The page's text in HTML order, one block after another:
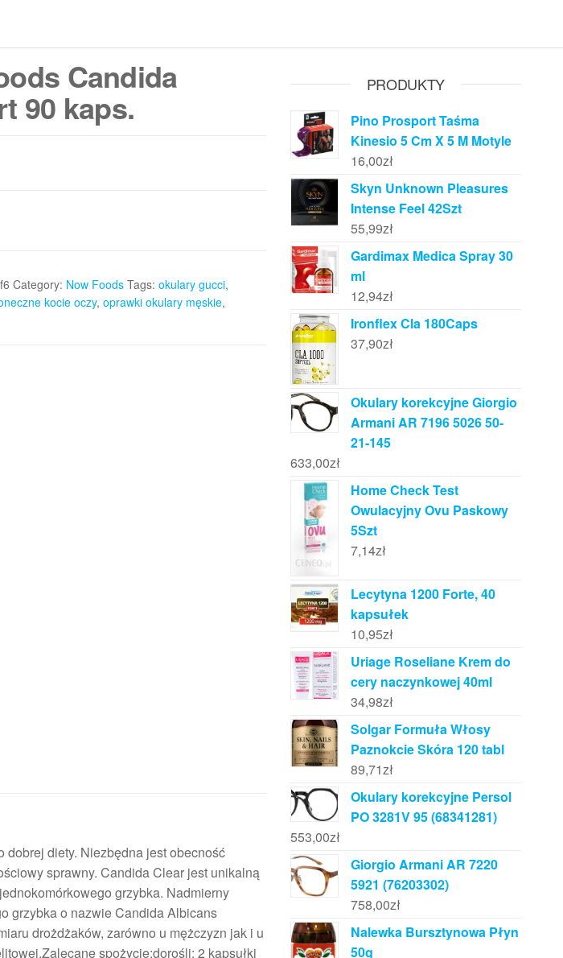
Candida
90 kaps.
Category: Now Foods Tags: okulary gucci,
kocie oczy, oprawki okulary męskie,
diety. Niezbędna jest obecność
sprawny. Candida Clear jest unikalną
grzybka. Nadmierny
grzybka o nazwie Candida Albicans
drożdżaków, zarówno u mężczyzn jak i u
spożycie:dorośli: 2 kapsułki
PRODUKTY
Pino Prosport Taśma
Kinesio 5 Cm X 5 M Motyle
16,00zł
Skyn Unknown Pleasures
Intense Feel 42Szt
55,99zł
Gardimax Medica Spray 30
ml
12,94zł
Ironflex Cla 180Caps
37,90zł
Okulary korekcyjne Giorgio
Armani AR 7196 5026 50-
21-145
633,00zł
Home Check Test
Owulacyjny Ovu Paskowy
5Szt
7,14zł
Lecytyna 1200 Forte, 40
kapsułek
10,95zł
Uriage Roseliane Krem do
cery naczynkowej 40ml
34,98zł
Solgar Formuła Włosy
Paznokcie Skóra 120 tabl
89,71zł
Okulary korekcyjne Persol
PO 3281V 95 (68341281)
553,00zł
Giorgio Armani AR 7220
5921 (76203302)
758,00zł
Nalewka Bursztynowa Płyn
50g